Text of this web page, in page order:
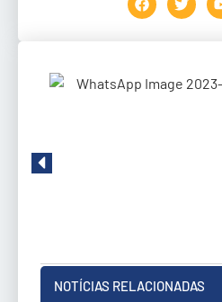
NOTÍCIAS RELACIONADAS